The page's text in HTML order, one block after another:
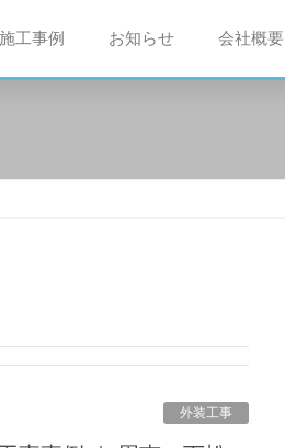
施工事例 お知らせ 会社概要
外装工事